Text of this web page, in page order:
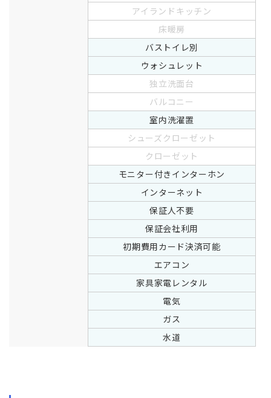
アイランドキッチン
床暖房
バストイレ別
ウォシュレット
独立洗面台
バルコニー
室内洗濯置
シューズクローゼット
クローゼット
モニター付きインターホン
インターネット
保証人不要
保証会社利用
初期費用カード決済可能
エアコン
家具家電レンタル
電気
ガス
水道